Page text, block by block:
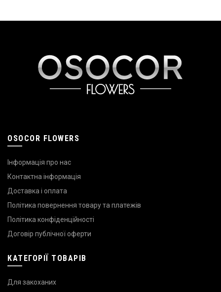
OSOCOR FLOWERS
Інформація про нас
Контактна інформація
Доставка і оплата
Політика повернення товару та платежів
Політика конфіденційності
Договір публічної оферти
КАТЕГОРІЇ ТОВАРІВ
Для закоханих